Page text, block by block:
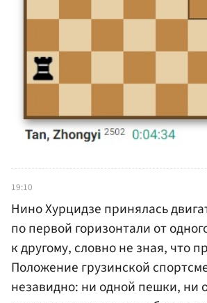
19:10
Нино Хурцидзе принялась
по первой горизонтали от
к другому, словно не зная, что
Положение грузинской
незавидно: ни одной пешки, ни